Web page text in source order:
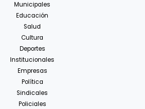
Municipales
Educación
Salud
Cultura
Deportes
Institucionales
Empresas
Política
Sindicales
Policiales